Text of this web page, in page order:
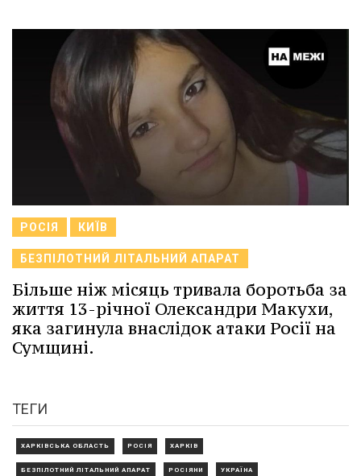
РОСІЯ КИЇВ
БЕЗПІЛОТНИЙ ЛІТАЛЬНИЙ АПАРАТ
Більше ніж місяць тривала боротьба за
життя 13-річної Олександри Макухи,
яка загинула внаслідок атаки Росії на
Сумщині.
ТЕГИ
ХАРКІВСЬКА ОБЛАСТЬ РОСІЯ ХАРКІВ
БЕЗПІЛОТНИЙ ЛІТАЛЬНИЙ АПАРАТ РОСІЯНИ УКРАЇНА